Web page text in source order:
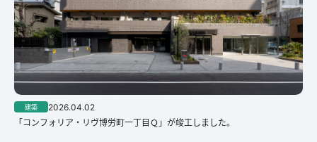
建築
2026.04.02
「コンフォリア・リヴ博労町一丁目Ｑ」が竣工しました。